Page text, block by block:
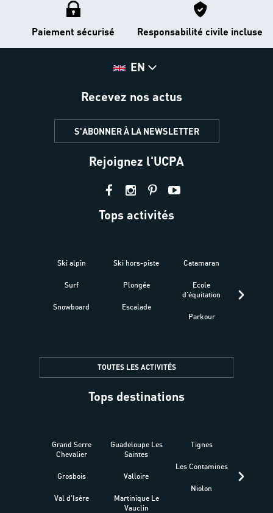
Paiement sécurisé Responsabilité civile incluse
EN
Recevez nos actus
S'ABONNER À LA NEWSLETTER
Rejoignez l'UCPA
Tops activités
Ski alpin
Surf
Snowboard
Ski hors-piste
Plongée
Escalade
Catamaran
Ecole
d'équitation
Parkour
TOUTES LES ACTIVITÉS
Tops destinations
Grand Serre
Chevalier
Grosbois
Val d'Isère
Guadeloupe Les
Saintes
Valloire
Martinique Le
Vauclin
Tignes
Les Contamines
Niolon